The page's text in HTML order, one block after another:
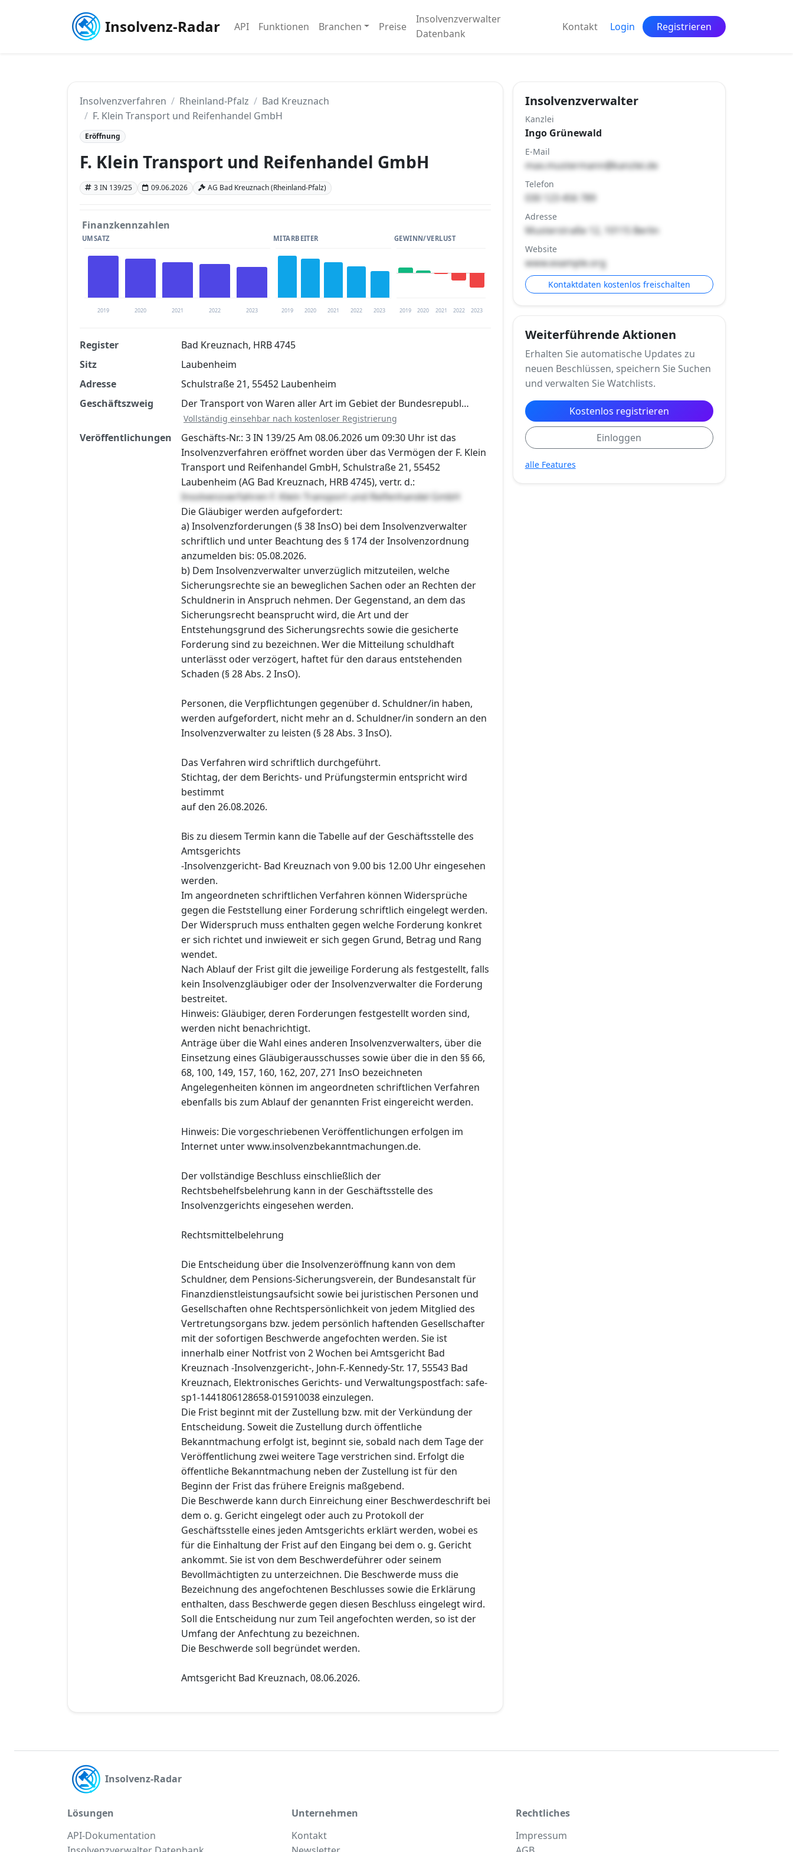
Insolvenz-Radar API Funktionen Branchen Preise
Insolvenzverwalter
Datenbank
Kontakt Login Registrieren
Insolvenzverfahren Rheinland-Pfalz
Bad Kreuznach
F. Klein Transport und Reifenhandel GmbH
Eröffnung
F. Klein Transport und Reifenhandel GmbH
3 IN 139/25 09.06.2026 AG Bad Kreuznach (Rheinland-Pfalz)
Finanzkennzahlen
UMSATZ
2019 2020 2021 2022 2023
MITARBEITER
2019 2020 2021 2022 2023
GEWINN/VERLUST
2019 2020 2021 2022 2023
Finanzkennzahlen nach kostenloser Registrierung verfügbar
Jetzt kostenlos registrieren
Register
Bad Kreuznach, HRB 4745
Sitz
Laubenheim
Adresse
Schulstraße 21, 55452 Laubenheim
Geschäftszweig
Der Transport von Waren aller Art im Gebiet der Bundesrepubl…
Vollständig einsehbar nach kostenloser Registrierung
Veröffentlichungen
Geschäfts-Nr.: 3 IN 139/25 Am 08.06.2026 um 09:30 Uhr ist das
Insolvenzverfahren eröffnet worden über das Vermögen der F. Klein
Transport und Reifenhandel GmbH, Schulstraße 21, 55452
Laubenheim (AG Bad Kreuznach, HRB 4745), vertr. d.:
Insolvenzverfahren F. Klein Transport und Reifenhandel GmbH
Die Gläubiger werden aufgefordert:
a) Insolvenzforderungen (§ 38 InsO) bei dem Insolvenzverwalter
schriftlich und unter Beachtung des § 174 der Insolvenzordnung
anzumelden bis: 05.08.2026.
b) Dem Insolvenzverwalter unverzüglich mitzuteilen, welche
Sicherungsrechte sie an beweglichen Sachen oder an Rechten der
Schuldnerin in Anspruch nehmen. Der Gegenstand, an dem das
Sicherungsrecht beansprucht wird, die Art und der
Entstehungsgrund des Sicherungsrechts sowie die gesicherte
Forderung sind zu bezeichnen. Wer die Mitteilung schuldhaft
unterlässt oder verzögert, haftet für den daraus entstehenden
Schaden (§ 28 Abs. 2 InsO).
Personen, die Verpflichtungen gegenüber d. Schuldner/in haben,
werden aufgefordert, nicht mehr an d. Schuldner/in sondern an den
Insolvenzverwalter zu leisten (§ 28 Abs. 3 InsO).
Das Verfahren wird schriftlich durchgeführt.
Stichtag, der dem Berichts- und Prüfungstermin entspricht wird
bestimmt
auf den 26.08.2026.
Bis zu diesem Termin kann die Tabelle auf der Geschäftsstelle des
Amtsgerichts
-Insolvenzgericht- Bad Kreuznach von 9.00 bis 12.00 Uhr eingesehen
werden.
Im angeordneten schriftlichen Verfahren können Widersprüche
gegen die Feststellung einer Forderung schriftlich eingelegt werden.
Der Widerspruch muss enthalten gegen welche Forderung konkret
er sich richtet und inwieweit er sich gegen Grund, Betrag und Rang
wendet.
Nach Ablauf der Frist gilt die jeweilige Forderung als festgestellt, falls
kein Insolvenzgläubiger oder der Insolvenzverwalter die Forderung
bestreitet.
Hinweis: Gläubiger, deren Forderungen festgestellt worden sind,
werden nicht benachrichtigt.
Anträge über die Wahl eines anderen Insolvenzverwalters, über die
Einsetzung eines Gläubigerausschusses sowie über die in den §§ 66,
68, 100, 149, 157, 160, 162, 207, 271 InsO bezeichneten
Angelegenheiten können im angeordneten schriftlichen Verfahren
ebenfalls bis zum Ablauf der genannten Frist eingereicht werden.
Hinweis: Die vorgeschriebenen Veröffentlichungen erfolgen im
Internet unter www.insolvenzbekanntmachungen.de.
Der vollständige Beschluss einschließlich der
Rechtsbehelfsbelehrung kann in der Geschäftsstelle des
Insolvenzgerichts eingesehen werden.
Rechtsmittelbelehrung
Die Entscheidung über die Insolvenzeröffnung kann von dem
Schuldner, dem Pensions-Sicherungsverein, der Bundesanstalt für
Finanzdienstleistungsaufsicht sowie bei juristischen Personen und
Gesellschaften ohne Rechtspersönlichkeit von jedem Mitglied des
Vertretungsorgans bzw. jedem persönlich haftenden Gesellschafter
mit der sofortigen Beschwerde angefochten werden. Sie ist
innerhalb einer Notfrist von 2 Wochen bei Amtsgericht Bad
Kreuznach -Insolvenzgericht-, John-F.-Kennedy-Str. 17, 55543 Bad
Kreuznach, Elektronisches Gerichts- und Verwaltungspostfach: safe-
sp1-1441806128658-015910038 einzulegen.
Die Frist beginnt mit der Zustellung bzw. mit der Verkündung der
Entscheidung. Soweit die Zustellung durch öffentliche
Bekanntmachung erfolgt ist, beginnt sie, sobald nach dem Tage der
Veröffentlichung zwei weitere Tage verstrichen sind. Erfolgt die
öffentliche Bekanntmachung neben der Zustellung ist für den
Beginn der Frist das frühere Ereignis maßgebend.
Die Beschwerde kann durch Einreichung einer Beschwerdeschrift bei
dem o. g. Gericht eingelegt oder auch zu Protokoll der
Geschäftsstelle eines jeden Amtsgerichts erklärt werden, wobei es
für die Einhaltung der Frist auf den Eingang bei dem o. g. Gericht
ankommt. Sie ist von dem Beschwerdeführer oder seinem
Bevollmächtigten zu unterzeichnen. Die Beschwerde muss die
Bezeichnung des angefochtenen Beschlusses sowie die Erklärung
enthalten, dass Beschwerde gegen diesen Beschluss eingelegt wird.
Soll die Entscheidung nur zum Teil angefochten werden, so ist der
Umfang der Anfechtung zu bezeichnen.
Die Beschwerde soll begründet werden.
Amtsgericht Bad Kreuznach, 08.06.2026.
Insolvenzverwalter
Kanzlei
Ingo Grünewald
E-Mail
max.mustermann@kanzlei.de
Telefon
030 123 456 789
Adresse
Musterstraße 12, 10115 Berlin
Website
www.example.org
Kontaktdaten kostenlos freischalten
Weiterführende Aktionen
Erhalten Sie automatische Updates zu
neuen Beschlüssen, speichern Sie Suchen
und verwalten Sie Watchlists.
Kostenlos registrieren
Einloggen
alle Features
Insolvenz-Radar
Lösungen
API-Dokumentation
Unternehmen
Kontakt
Rechtliches
Impressum